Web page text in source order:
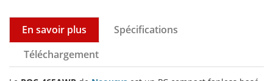
En savoir plus
Spécifications
Téléchargement